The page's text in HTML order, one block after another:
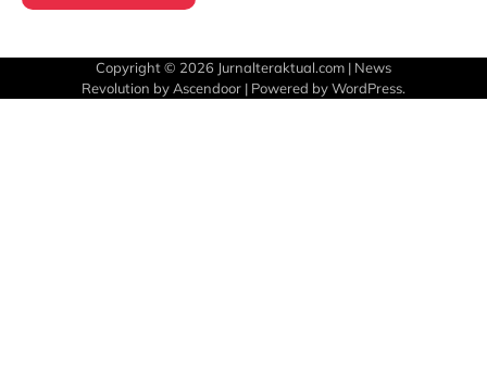
Copyright © 2026 Jurnalteraktual.com | News
Revolution by Ascendoor | Powered byWordPress.